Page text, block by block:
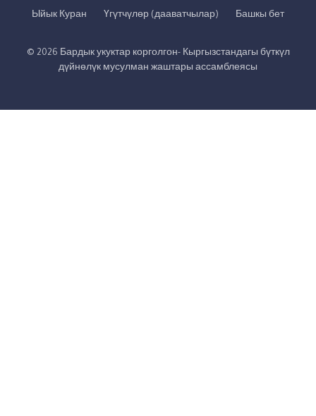
Ыйык Куран Үгүтчүлөр (дааватчылар) Башкы бет
© 2026 Бардык укуктар корголгон- Кыргызстандагы бүткүл
дүйнөлүк мусулман жаштары ассамблеясы